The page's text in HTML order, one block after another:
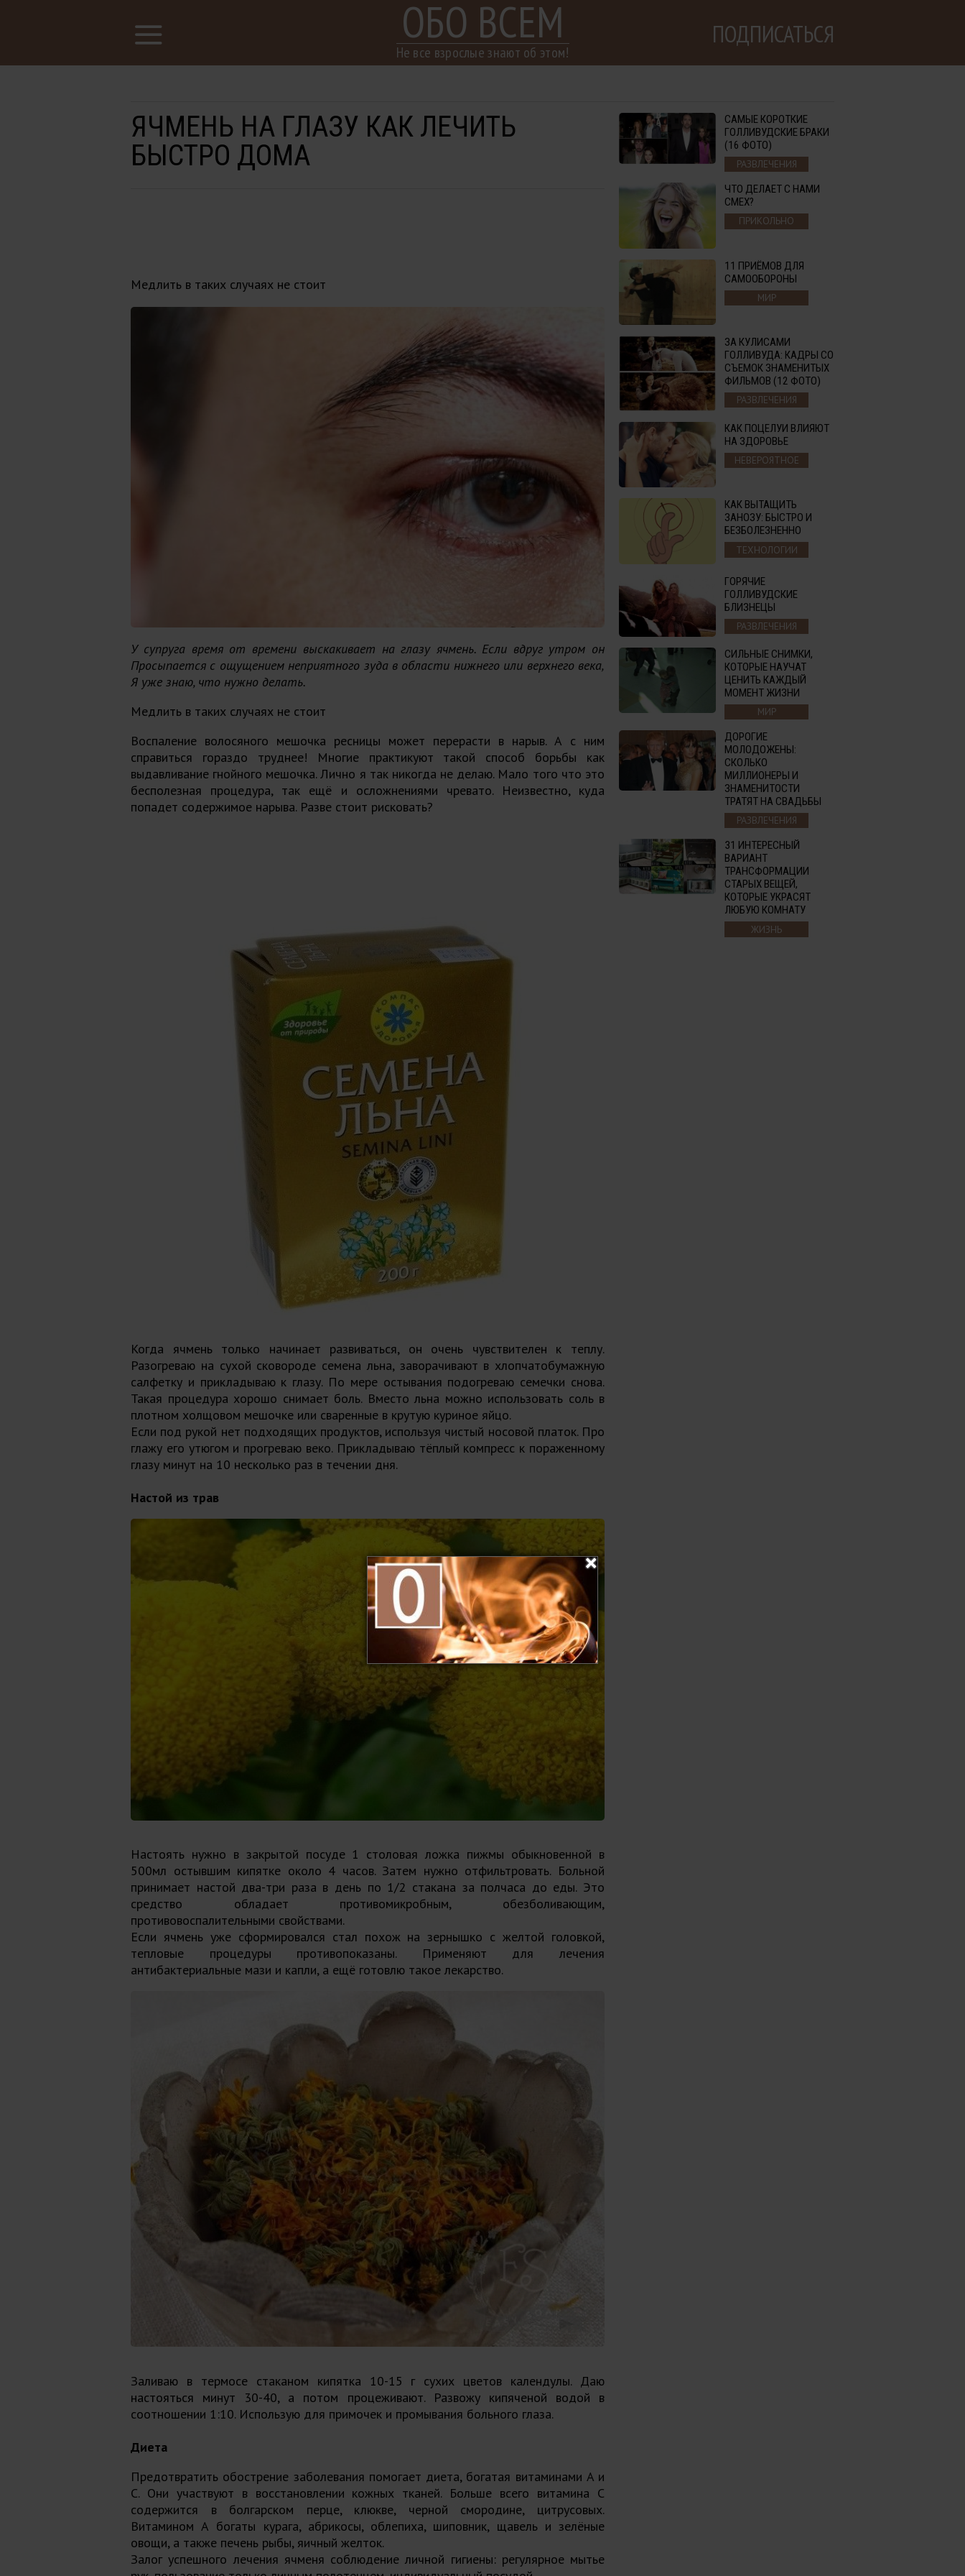
ОБО ВСЕМ
Не все взрослые знают об этом!
ПОДПИСАТЬСЯ
ЯЧМЕНЬ НА ГЛАЗУ КАК ЛЕЧИТЬ
БЫСТРО ДОМА
Медлить в таких случаях не стоит
У супруга время от времени выскакивает на глазу ячмень. Если вдруг утром он
Просыпается с ощущением неприятного зуда в области нижнего или верхнего века,
Я уже знаю, что нужно делать.
Медлить в таких случаях не стоит
Воспаление волосяного мешочка ресницы может перерасти в нарыв. А с ним
справиться гораздо труднее! Многие практикуют такой способ борьбы как
выдавливание гнойного мешочка. Лично я так никогда не делаю. Мало того что это
бесполезная процедура, так ещё и осложнениями чревато. Неизвестно, куда
попадет содержимое нарыва. Разве стоит рисковать?
Когда ячмень только начинает развиваться, он очень чувствителен к теплу.
Разогреваю на сухой сковороде семена льна, заворачивают в хлопчатобумажную
салфетку и прикладываю к глазу. По мере остывания подогреваю семечки снова.
Такая процедура хорошо снимает боль. Вместо льна можно использовать соль в
плотном холщовом мешочке или сваренные в крутую куриное яйцо.
Если под рукой нет подходящих продуктов, используя чистый носовой платок. Про
глажу его утюгом и прогреваю веко. Прикладываю тёплый компресс к пораженному
глазу минут на 10 несколько раз в течении дня.
Настой из трав
Настоять нужно в закрытой посуде 1 столовая ложка пижмы обыкновенной в
500мл остывшим кипятке около 4 часов. Затем нужно отфильтровать. Больной
принимает настой два-три раза в день по 1/2 стакана за полчаса до еды. Это
средство обладает противомикробным, обезболивающим,
противовоспалительными свойствами.
Если ячмень уже сформировался стал похож на зернышко с желтой головкой,
тепловые процедуры противопоказаны. Применяют для лечения
антибактериальные мази и капли, а ещё готовлю такое лекарство.
Заливаю в термосе стаканом кипятка 10-15 г сухих цветов календулы. Даю
настояться минут 30-40, а потом процеживают. Развожу кипяченой водой в
соотношении 1:10. Использую для примочек и промывания больного глаза.
Диета
Предотвратить обострение заболевания помогает диета, богатая витаминами A и
C. Они участвуют в восстановлении кожных тканей. Больше всего витамина C
содержится в болгарском перце, клюкве, черной смородине, цитрусовых.
Витамином А богаты курага, абрикосы, облепиха, шиповник, щавель и зелёные
овощи, а также печень рыбы, яичный желток.
Залог успешного лечения ячменя соблюдение личной гигиены: регулярное мытье
САМЫЕ КОРОТКИЕ
ГОЛЛИВУДСКИЕ БРАКИ
(16 ФОТО)
РАЗВЛЕЧЕНИЯ
ЧТО ДЕЛАЕТ С НАМИ
СМЕХ?
ПРИКОЛЬНО
11 ПРИЁМОВ ДЛЯ
САМООБОРОНЫ
МИР
ЗА КУЛИСАМИ
ГОЛЛИВУДА: КАДРЫ СО
СЪЕМОК ЗНАМЕНИТЫХ
ФИЛЬМОВ (12 ФОТО)
РАЗВЛЕЧЕНИЯ
КАК ПОЦЕЛУИ ВЛИЯЮТ
НА ЗДОРОВЬЕ
НЕВЕРОЯТНОЕ
КАК ВЫТАЩИТЬ
ЗАНОЗУ: БЫСТРО И
БЕЗБОЛЕЗНЕННО
ТЕХНОЛОГИИ
ГОРЯЧИЕ
ГОЛЛИВУДСКИЕ
БЛИЗНЕЦЫ
РАЗВЛЕЧЕНИЯ
СИЛЬНЫЕ СНИМКИ,
КОТОРЫЕ НАУЧАТ
ЦЕНИТЬ КАЖДЫЙ
МОМЕНТ ЖИЗНИ
МИР
ДОРОГИЕ
МОЛОДОЖЕНЫ:
СКОЛЬКО
МИЛЛИОНЕРЫ И
ЗНАМЕНИТОСТИ
ТРАТЯТ НА СВАДЬБЫ
РАЗВЛЕЧЕНИЯ
31 ИНТЕРЕСНЫЙ
ВАРИАНТ
ТРАНСФОРМАЦИИ
СТАРЫХ ВЕЩЕЙ,
КОТОРЫЕ УКРАСЯТ
ЛЮБУЮ КОМНАТУ
ЖИЗНЬ